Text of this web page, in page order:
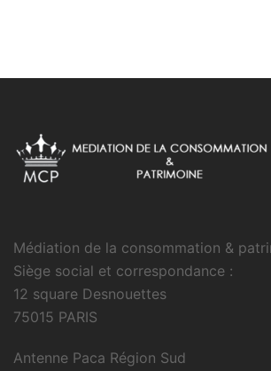
Médiation de la consommation &
Siège social et correspondance :
12 square Desnouettes
75015 PARIS
Antenne Paca Région Sud